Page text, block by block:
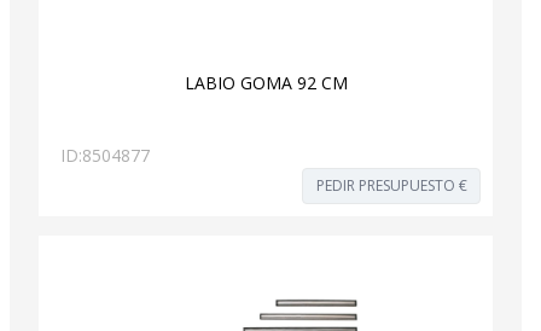
LABIO GOMA 92 CM
ID:8504877
PEDIR PRESUPUESTO €